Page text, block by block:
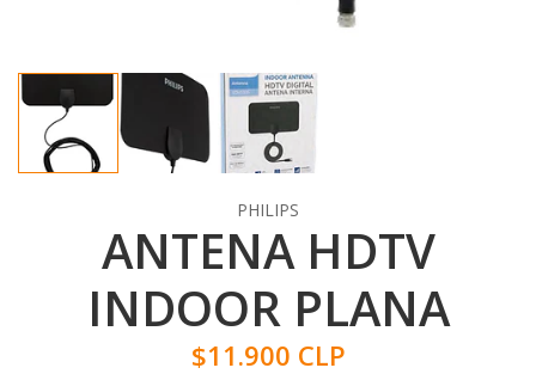
PHILIPS
ANTENA HDTV
INDOOR PLANA
$11.900 CLP